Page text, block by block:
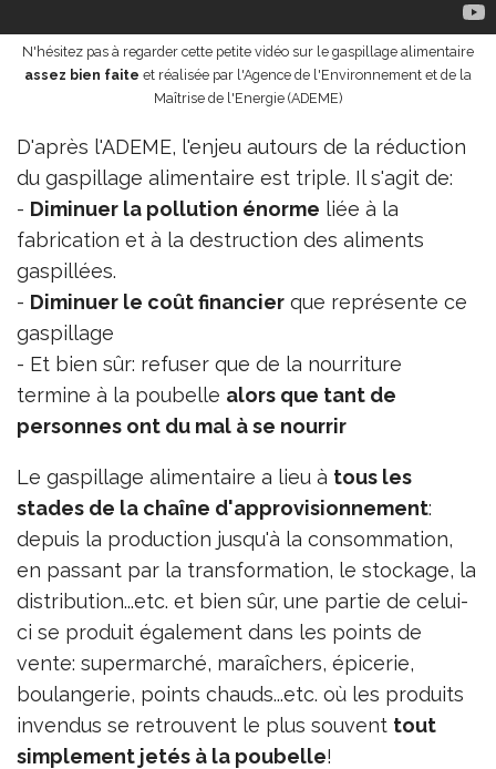
N'hésitez pas à regarder cette petite vidéo sur le gaspillage alimentaire
assez bien faite et réalisée par l'Agence de l'Environnement et de la
Maîtrise de l'Energie (ADEME)
D'après l'ADEME, l'enjeu autours de la réduction
du gaspillage alimentaire est triple. Il s'agit de:
- Diminuer la pollution énorme liée à la
fabrication et à la destruction des aliments
gaspillées.
- Diminuer le coût financier que représente ce
gaspillage
- Et bien sûr: refuser que de la nourriture
termine à la poubelle alors que tant de
personnes ont du mal à se nourrir
Le gaspillage alimentaire a lieu à tous les
stades de la chaîne d'approvisionnement:
depuis la production jusqu'à la consommation,
en passant par la transformation, le stockage, la
distribution...etc. et bien sûr, une partie de celui-
ci se produit également dans les points de
vente: supermarché, maraîchers, épicerie,
boulangerie, points chauds...etc. où les produits
invendus se retrouvent le plus souvent tout
simplement jetés à la poubelle!